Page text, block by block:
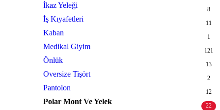
İkaz Yeleği 8
İş Kıyafetleri 11
Kaban 1
Medikal Giyim 121
Önlük 13
Oversize Tişört 2
Pantolon 12
Polar Mont Ve Yelek 22